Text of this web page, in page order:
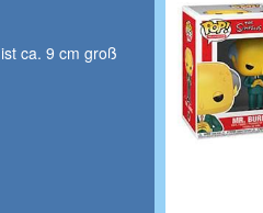
ca. 9 cm groß